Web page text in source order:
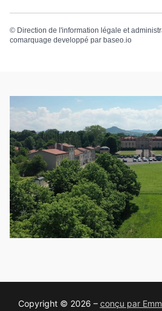
© Direction de l'information légale et
comarquage developpé par baseo.io
Copyright © 2026 – conçu par